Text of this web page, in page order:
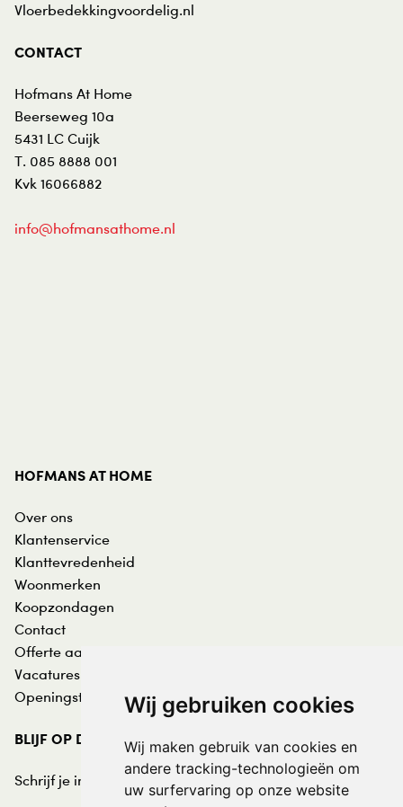
Wij gebruiken cookies
Wij maken gebruik van cookies en
andere tracking-technologieën om
uw surfervaring op onze website
Vloerbedekkingvoordelig.nl
CONTACT
Hofmans At Home
Beerseweg 10a
5431 LC Cuijk
T. 085 8888 001
Kvk 16066882
info@hofmansathome.nl
HOFMANS AT HOME
Over ons
Klantenservice
Klanttevredenheid
Woonmerken
Koopzondagen
Contact
Offerte aanvraag
Vacatures
Openingstijden
BLIJF OP DE HOOGTE
Schrijf je in voor de nieuwsbrief: